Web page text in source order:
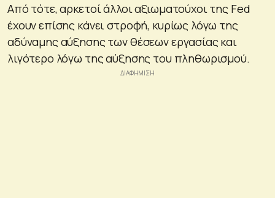
Από τότε, αρκετοί άλλοι αξιωματούχοι της Fed
έχουν επίσης κάνει στροφή, κυρίως λόγω της
αδύναμης αύξησης των θέσεων εργασίας και
λιγότερο λόγω της αύξησης του πληθωρισμού.